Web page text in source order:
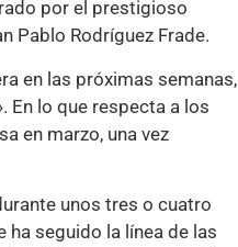
por el prestigioso
Pablo Rodríguez Frade.
en las próximas semanas,
En lo que respecta a los
en marzo, una vez
unos tres o cuatro
seguido la línea de las